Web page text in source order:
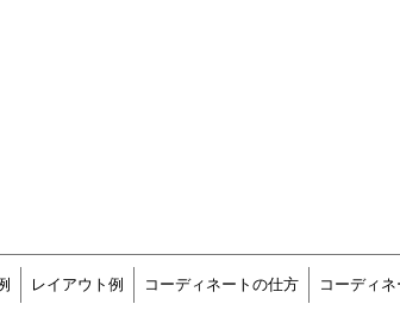
レイアウト例 コーディネートの仕方 コーディ